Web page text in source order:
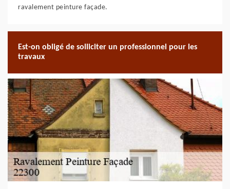
ravalement peinture façade.
Est-on obligé de solliciter un professionnel pour les
travaux